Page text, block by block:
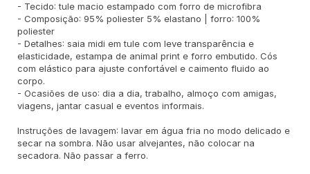
- Tecido: tule macio estampado com forro de microfibra
- Composição: 95% poliester 5% elastano | forro: 100%
poliester
- Detalhes: saia midi em tule com leve transparência e
elasticidade, estampa de animal print e forro embutido. Cós
com elástico para ajuste confortável e caimento fluido ao
corpo.
- Ocasiões de uso: dia a dia, trabalho, almoço com amigas,
viagens, jantar casual e eventos informais.
Instruções de lavagem: lavar em água fria no modo delicado e
secar na sombra. Não usar alvejantes, não colocar na
secadora. Não passar a ferro.